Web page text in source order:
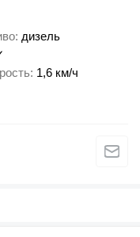
дизель
1,6 км/ч